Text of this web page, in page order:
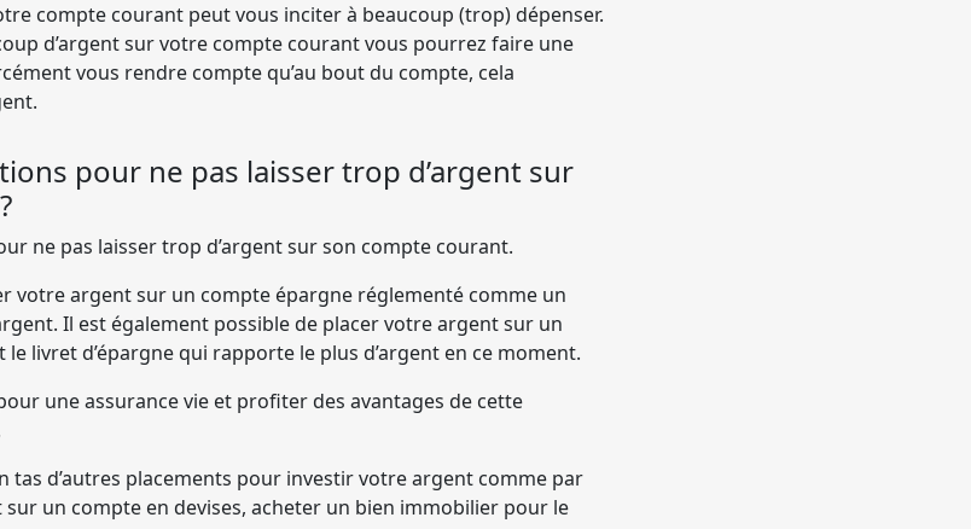
compte courant peut vous inciter à beaucoup (trop) dépenser.
d’argent sur votre compte courant vous pourrez faire une
vous rendre compte qu’au bout du compte, cela
pour ne pas laisser trop d’argent sur
ne pas laisser trop d’argent sur son compte courant.
votre argent sur un compte épargne réglementé comme un
Il est également possible de placer votre argent sur un
le livret d’épargne qui rapporte le plus d’argent en ce moment.
une assurance vie et profiter des avantages de cette
d’autres placements pour investir votre argent comme par
un compte en devises, acheter un bien immobilier pour le